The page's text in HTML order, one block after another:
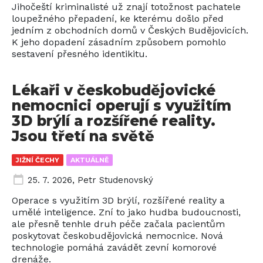
Jihočeští kriminalisté už znají totožnost pachatele
loupežného přepadení, ke kterému došlo před
jedním z obchodních domů v Českých Budějovicích.
K jeho dopadení zásadním způsobem pomohlo
sestavení přesného identikitu.
JIŽNÍ ČECHY AKTUÁLNĚ
Lékaři v českobudějovické
nemocnici operují s využitím
3D brýlí a rozšířené reality.
Jsou třetí na světě
25. 7. 2026, Petr Studenovský
Operace s využitím 3D brýlí, rozšířené reality a
umělé inteligence. Zní to jako hudba budoucnosti,
ale přesně tenhle druh péče začala pacientům
poskytovat českobudějovická nemocnice. Nová
technologie pomáhá zavádět zevní komorové
drenáže.